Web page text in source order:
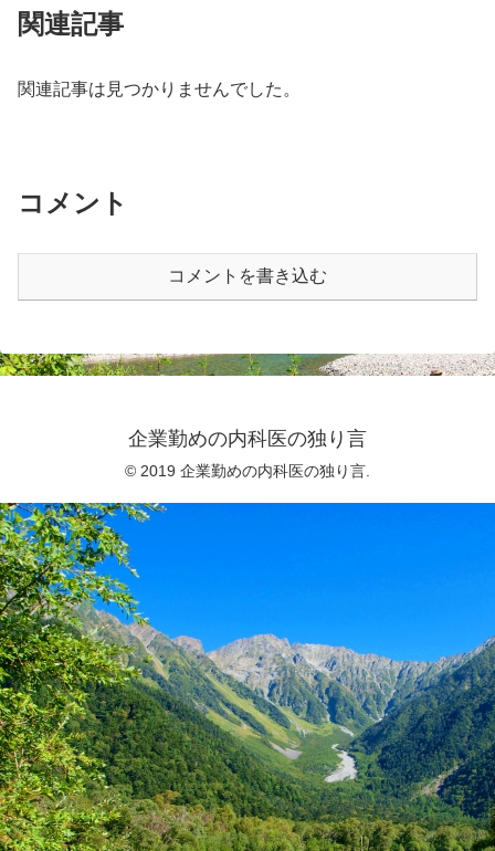
関連記事
関連記事は見つかりませんでした。
コメント
コメントを書き込む
企業勤めの内科医の独り言
© 2019 企業勤めの内科医の独り言.